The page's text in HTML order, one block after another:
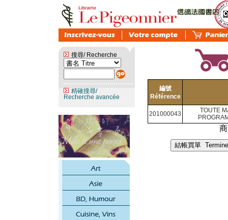
搜尋/ Recherche
精確搜尋/
Recherche avancée
編號
Référence
201000043
TOUTE